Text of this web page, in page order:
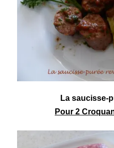
La saucisse-
Pour 2